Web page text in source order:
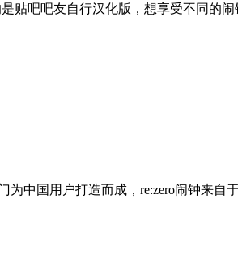
贴吧吧友自行汉化版，想享受不同的
为中国用户打造而成，re:zero闹钟来